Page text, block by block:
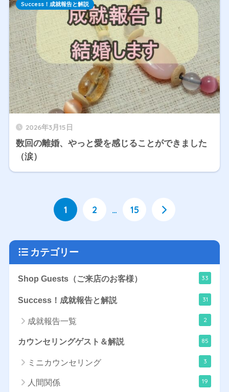
2026年3月15日
数回の離婚、やっと愛を感じることができました
（涙）
Success！成就報告と解説
1 2 … 15
カテゴリー
Shop Guests（ご来店のお客様） 33
Success！成就報告と解説 31
成就報告一覧 2
カウンセリングゲスト＆解説 85
ミニカウンセリング 3
人間関係 19